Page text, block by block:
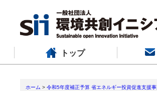
トップ
ホーム > 令和5年度補正予算 省エネルギー投資促進支援